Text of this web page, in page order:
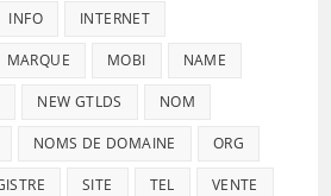
INFO INTERNET
MARQUE MOBI NAME
NEW GTLDS NOM
NOMS DE DOMAINE ORG
SITE TEL VENTE